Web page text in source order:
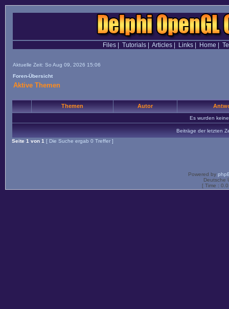
Files| Tutorials| Articles| Links| Home
Aktuelle Zeit: So Aug 09, 2026 15:06
Foren-Übersicht
Aktive Themen
Themen Autor
Es wurden
Beiträge der letzten
Seite 1 von 1 [ Die Suche ergab 0 Treffer ]
Powered by
Deutsche
[ Time :